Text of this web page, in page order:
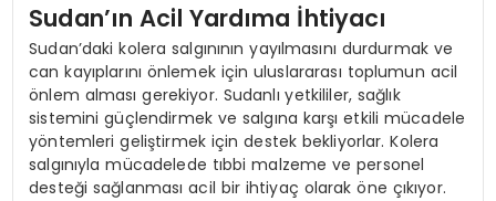
Sudan’ın Acil Yardıma İhtiyacı
Sudan’daki kolera salgınının yayılmasını durdurmak ve
can kayıplarını önlemek için uluslararası toplumun acil
önlem alması gerekiyor. Sudanlı yetkililer, sağlık
sistemini güçlendirmek ve salgına karşı etkili mücadele
yöntemleri geliştirmek için destek bekliyorlar. Kolera
salgınıyla mücadelede tıbbi malzeme ve personel
desteği sağlanması acil bir ihtiyaç olarak öne çıkıyor.